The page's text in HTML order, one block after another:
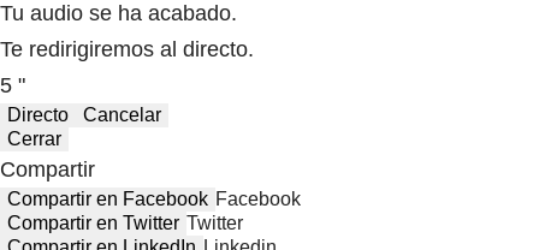
Tu audio se ha acabado.
Te redirigiremos al directo.
5 "
Directo
Cancelar
Cerrar
Compartir
Compartir en Facebook Facebook
Compartir en Twitter Twitter